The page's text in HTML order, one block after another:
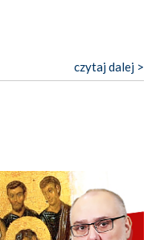
czytaj dalej >